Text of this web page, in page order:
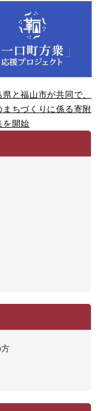
県と福山市が共同で、
まちづくりに係る寄附
を開始